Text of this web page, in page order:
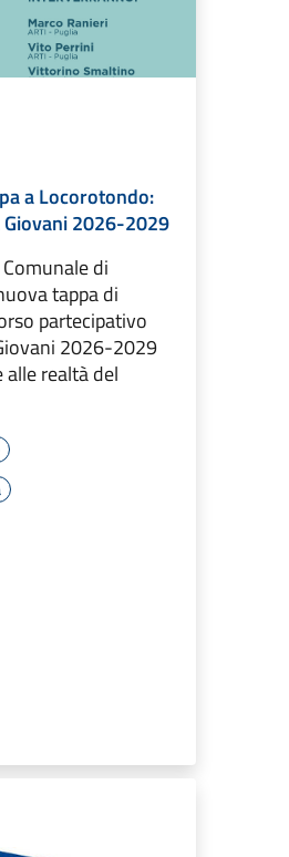
a Locorotondo:
2026-2029
di
tappa di
partecipativo
2026-2029
realtà del